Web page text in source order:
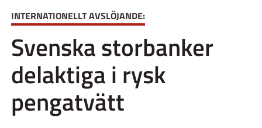
INTERNATIONELLT AVSLÖJANDE:
Svenska storbanker
delaktiga i rysk
pengatvätt